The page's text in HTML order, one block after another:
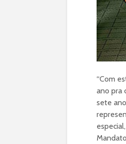
“Com
ano pra
sete